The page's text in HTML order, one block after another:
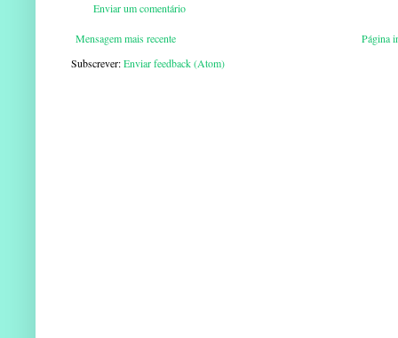
Enviar um comentário
Mensagem mais recente
Página
Subscrever:Enviar feedback (Atom)